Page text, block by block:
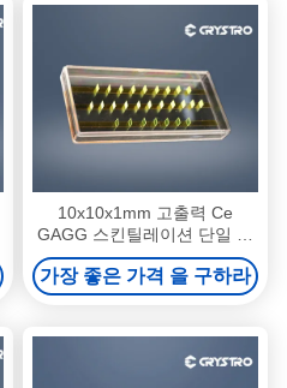
10x10x1mm 고출력 Ce
GAGG 스킨틸레이션 단일 크
리스탈
가장 좋은 가격 을 구하라